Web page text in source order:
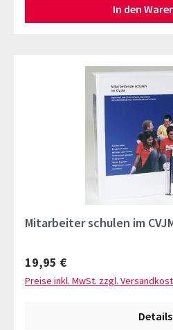
In den
Mitarbeiter schulen im
Regulärer Preis:
19,95 €
Preise inkl. MwSt. zzgl.
Details